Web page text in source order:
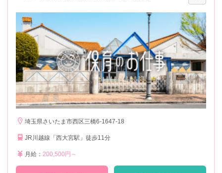
埼玉県さいたま市西区三橋6-1647-18
JR川越線「西大宮駅」徒歩11分
月給： 200,500円～